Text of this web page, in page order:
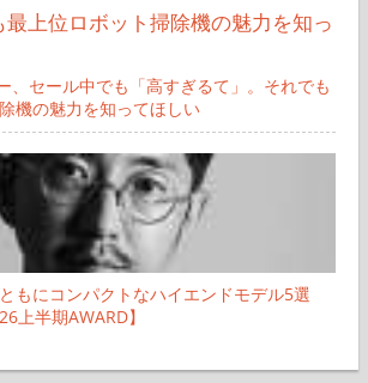
、セール中でも「高すぎるて」。それでも
機の魅力を知ってほしい
もにコンパクトなハイエンドモデル5選
上半期AWARD】